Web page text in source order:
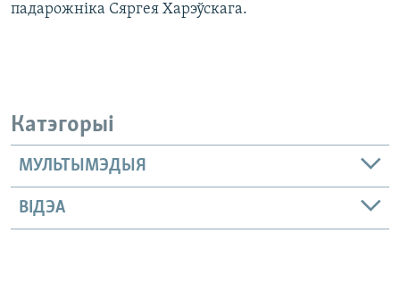
падарожніка Сяргея Харэўскага.
Катэгорыі
МУЛЬТЫМЭДЫЯ
ВІДЭА